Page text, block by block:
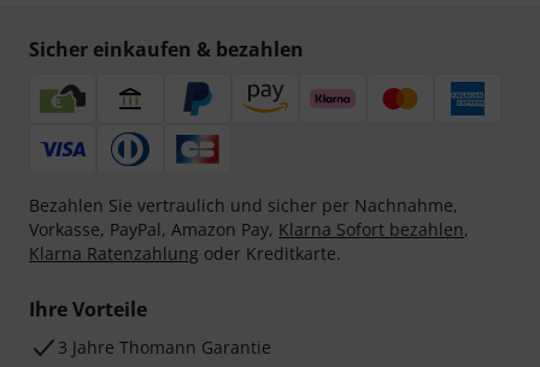
Sicher einkaufen & bezahlen
Bezahlen Sie vertraulich und sicher per Nachnahme,
Vorkasse, PayPal, Amazon Pay, Klarna Sofort bezahlen,
Klarna Ratenzahlung oder Kreditkarte.
Ihre Vorteile
3 Jahre Thomann Garantie